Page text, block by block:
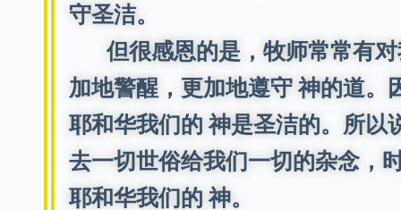
守圣洁。
但很感恩的是，牧师常常有对
加地警醒，更加地遵守 神的道。
耶和华我们的 神是圣洁的。所以
去一切世俗给我们一切的杂念，
耶和华我们的 神。